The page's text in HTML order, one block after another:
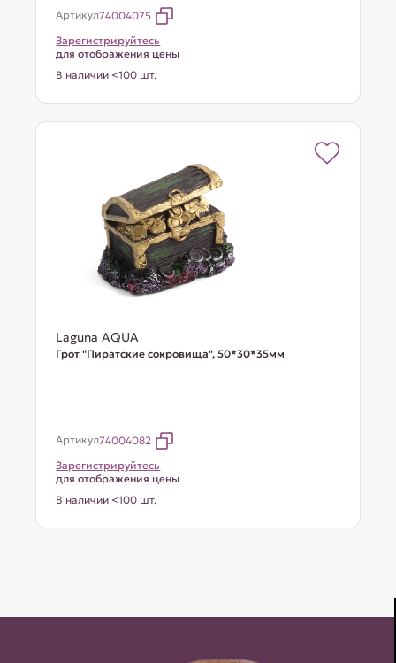
Артикул74004075
Зарегистрируйтесь
для отображения цены
В наличии <100 шт.
Laguna AQUA
Грот "Пиратские сокровища", 50*30*35мм
Артикул74004082
Зарегистрируйтесь
для отображения цены
В наличии <100 шт.